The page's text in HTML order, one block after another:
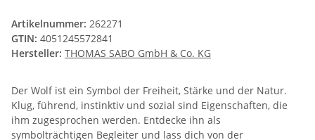
Artikelnummer: 262271
GTIN: 4051245572841
Hersteller: THOMAS SABO GmbH & Co. KG
Der Wolf ist ein Symbol der Freiheit, Stärke und der Natur.
Klug, führend, instinktiv und sozial sind Eigenschaften, die
ihm zugesprochen werden. Entdecke ihn als
symbolträchtigen Begleiter und lass dich von der